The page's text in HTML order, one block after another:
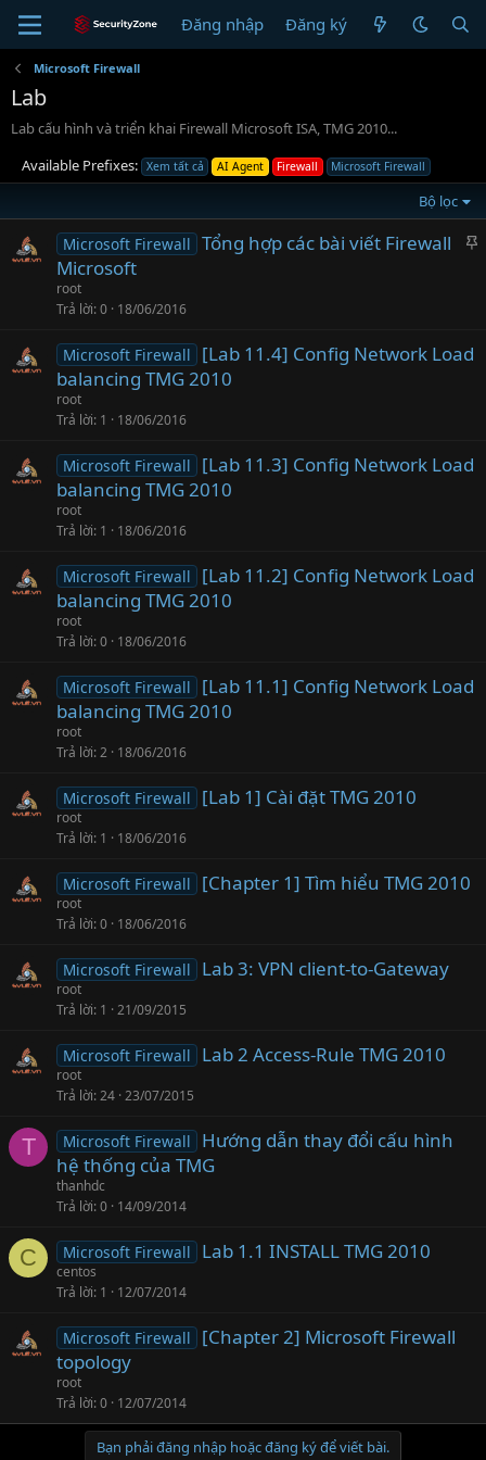
Đăng nhập Đăng ký
Microsoft Firewall
Lab
Lab cấu hình và triển khai Firewall Microsoft ISA, TMG 2010...
Available Prefixes: Xem tất cả AI Agent Firewall Microsoft Firewall
Bộ lọc
Microsoft Firewall Tổng hợp các bài viết Firewall
Microsoft
root
Trả lời 0 18/06/2016
Microsoft Firewall
[Lab 11.4] Config Network Load
balancing TMG 2010
root
Trả lời 1 18/06/2016
Microsoft Firewall
[Lab 11.3] Config Network Load
balancing TMG 2010
root
Trả lời 1 18/06/2016
Microsoft Firewall
[Lab 11.2] Config Network Load
balancing TMG 2010
root
Trả lời 0 18/06/2016
Microsoft Firewall
[Lab 11.1] Config Network Load
balancing TMG 2010
root
Trả lời 2 18/06/2016
Microsoft Firewall [Lab 1] Cài đặt TMG 2010
root
Trả lời 1 18/06/2016
Microsoft Firewall [Chapter 1] Tìm hiểu TMG 2010
root
Trả lời 0 18/06/2016
Microsoft Firewall Lab 3: VPN client-to-Gateway
root
Trả lời 1 21/09/2015
Microsoft Firewall Lab 2 Access-Rule TMG 2010
root
Trả lời 24 23/07/2015
T Microsoft Firewall
Hướng dẫn thay đổi cấu hình
hệ thống của TMG
thanhdc
Trả lời 0 14/09/2014
C Microsoft Firewall Lab 1.1 INSTALL TMG 2010
centos
Trả lời 1 12/07/2014
Microsoft Firewall
[Chapter 2] Microsoft Firewall
topology
root
Trả lời 0 12/07/2014
Bạn phải đăng nhập hoặc đăng ký để viết bài.